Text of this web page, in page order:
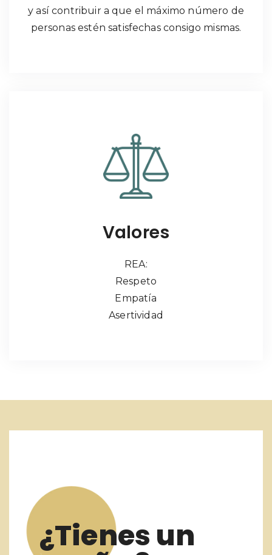
y así contribuir a que el máximo número de
personas estén satisfechas consigo mismas.
Valores
REA:
Respeto
Empatía
Asertividad
¿Tienes un